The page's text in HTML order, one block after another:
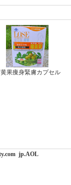
果痩身緊膚カプセル
jp.AOL